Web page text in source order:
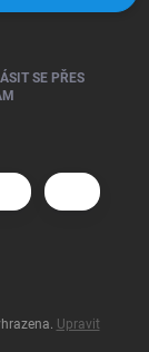
SE PŘES
Upravit